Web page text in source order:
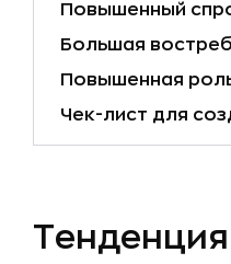
Повышенный
Большая
Повышенная
Чек-лист для
Тенденция